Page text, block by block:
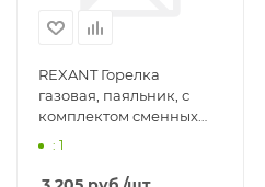
REXANT Горелка
газовая, паяльник, с
комплектом сменных
насадок, 11 предметов
: 1